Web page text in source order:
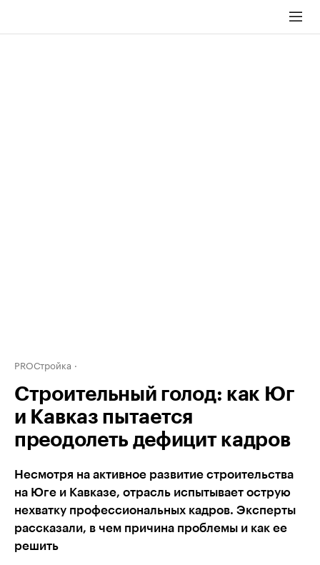
PROСтройка
Строительный голод: как Юг
и Кавказ пытается
преодолеть дефицит кадров
Несмотря на активное развитие строительства
на Юге и Кавказе, отрасль испытывает острую
нехватку профессиональных кадров. Эксперты
рассказали, в чем причина проблемы и как ее
решить